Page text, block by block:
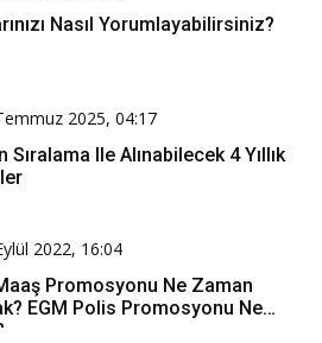
Nasıl Yorumlayabilirsiniz?
2025, 04:17
Sıralama Ile Alınabilecek 4 Yıllık
2022, 16:04
Promosyonu Ne Zaman
EGM Polis Promosyonu Ne